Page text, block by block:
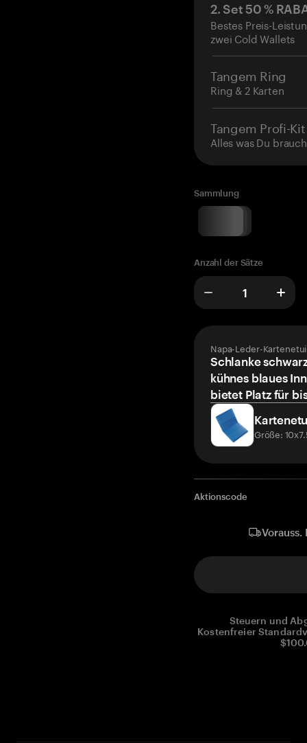
2. Set 50 %
Bestes Preis-
zwei Cold Wallets
Tangem Ring
Ring & 2 Karten
Tangem Profi-Kit
Alles was Du
Sammlung
Anzahl der Sätze
Napa-Leder-
Schlanke
kühnes blaues
bietet Platz für
Größe:
Aktionscode
Steuern und
Kostenfreier